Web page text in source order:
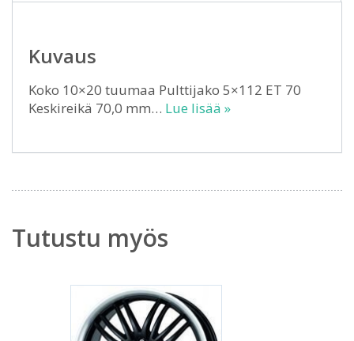
Kuvaus
Koko 10×20 tuumaa Pulttijako 5×112 ET 70
Keskireikä 70,0 mm… Lue lisää »
Tutustu myös